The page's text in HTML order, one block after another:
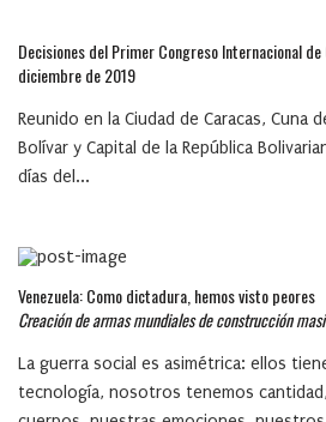
Decisiones del Primer Congreso Internacional
diciembre de 2019
Reunido en la Ciudad de Caracas, Cuna
Bolívar y Capital de la República
días del...
Venezuela: Como dictadura, hemos visto peores
Creación de armas mundiales de construcción
La guerra social es asimétrica: ellos
tecnología, nosotros tenemos